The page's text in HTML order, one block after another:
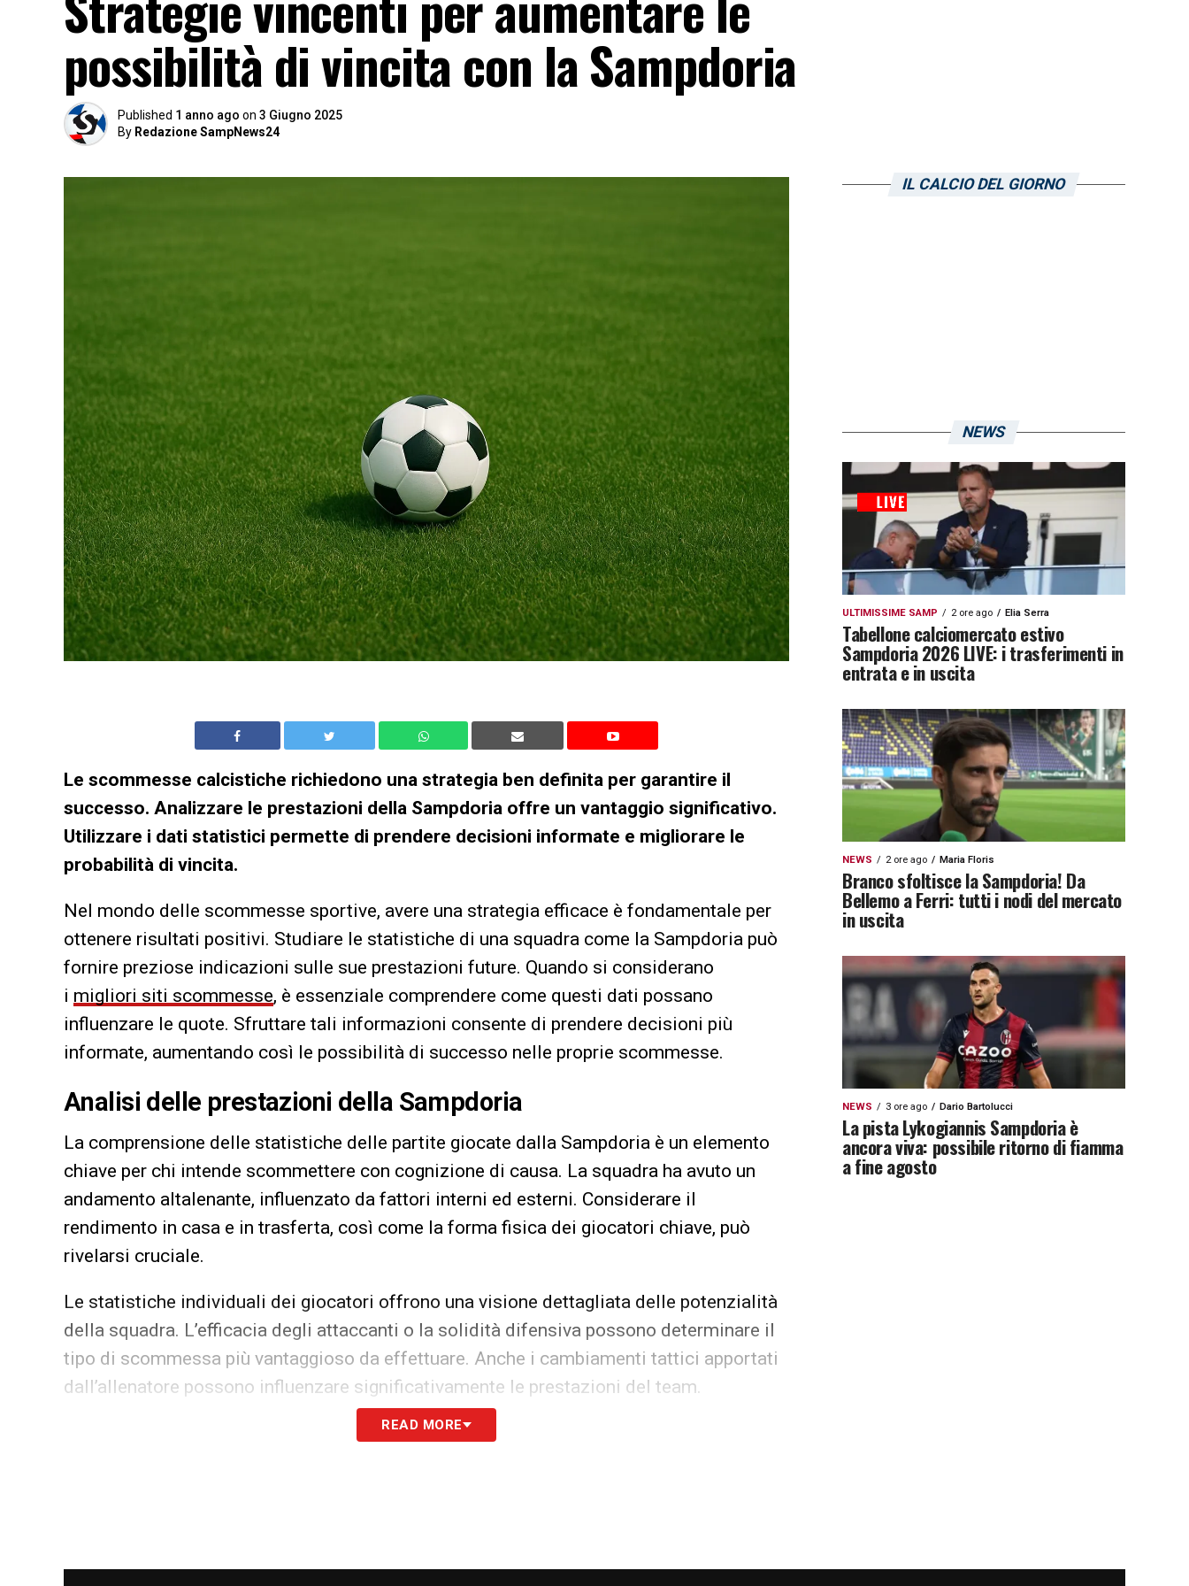
possibilità di vincita con la Sampdoria
Published 1 anno ago on 3 Giugno 2025
By Redazione SampNews24
Le scommesse calcistiche richiedono una strategia ben definita per garantire il
successo. Analizzare le prestazioni della Sampdoria offre un vantaggio significativo.
Utilizzare i dati statistici permette di prendere decisioni informate e migliorare le
probabilità di vincita.
Nel mondo delle scommesse sportive, avere una strategia efficace è fondamentale per
ottenere risultati positivi. Studiare le statistiche di una squadra come la Sampdoria può
fornire preziose indicazioni sulle sue prestazioni future. Quando si considerano
i migliori siti scommesse, è essenziale comprendere come questi dati possano
influenzare le quote. Sfruttare tali informazioni consente di prendere decisioni più
informate, aumentando così le possibilità di successo nelle proprie scommesse.
Analisi delle prestazioni della Sampdoria
La comprensione delle statistiche delle partite giocate dalla Sampdoria è un elemento
chiave per chi intende scommettere con cognizione di causa. La squadra ha avuto un
andamento altalenante, influenzato da fattori interni ed esterni. Considerare il
rendimento in casa e in trasferta, così come la forma fisica dei giocatori chiave, può
rivelarsi cruciale.
Le statistiche individuali dei giocatori offrono una visione dettagliata delle potenzialità
della squadra. L’efficacia degli attaccanti o la solidità difensiva possono determinare il
tipo di scommessa più vantaggioso da effettuare. Anche i cambiamenti tattici apportati
dall’allenatore possono influenzare significativamente le prestazioni del team.
Valutare gli avversari che la Sampdoria affronterà nelle prossime partite è altrettanto
Interpretazione dei dati di forma e trend
READ MORE
IL CALCIO DEL GIORNO
NEWS
ULTIMISSIME SAMP 2 ore ago Elia Serra
Tabellone calciomercato estivo
Sampdoria 2026 LIVE: i trasferimenti in
entrata e in uscita
NEWS 2 ore ago Maria Floris
Branco sfoltisce la Sampdoria! Da
Bellemo a Ferri: tutti i nodi del mercato
in uscita
NEWS 3 ore ago Dario Bartolucci
La pista Lykogiannis Sampdoria è
ancora viva: possibile ritorno di fiamma
a fine agosto